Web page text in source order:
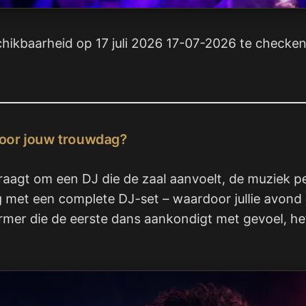
op 17 juli 2026 17-07-2026 te
jouw trouwdag?
om een DJ die de zaal aanvoelt, de muziek
een complete DJ-set – waardoor jullie avond
die de eerste dans aankondigt met gevoel,